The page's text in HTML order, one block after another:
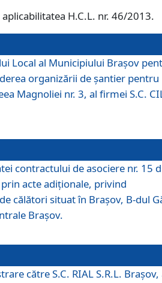
H.C.L. nr. 46/2013.
Local al Municipiului Braşov
organizării de șantier pentru
Magnoliei nr. 3, al firmei S.C.
contractului de asociere nr. 15
acte adiționale, privind
călători situat în Brașov, B-dul
Brașov.
către S.C. RIAL S.R.L. Brașov,